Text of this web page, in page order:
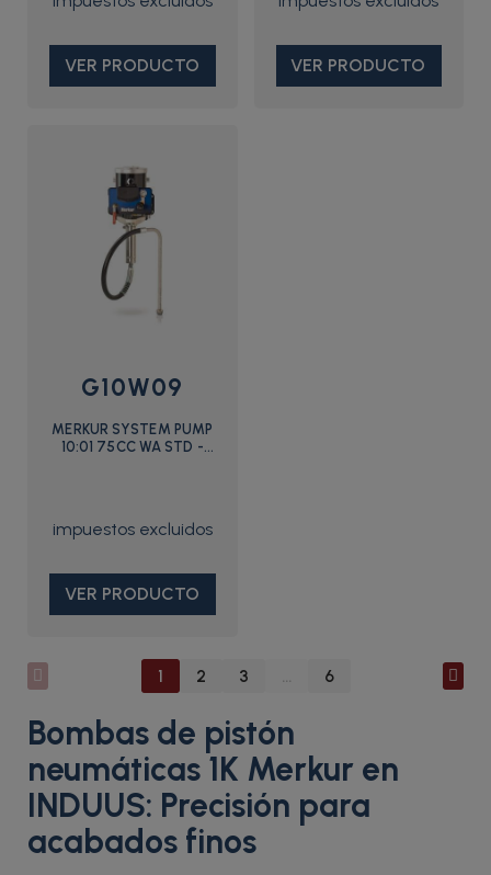
VER PRODUCTO VER PRODUCTO
G10W09
MERKUR SYSTEM PUMP
10:01 75CC WA STD -
VER PRODUCTO
1 2 3 … 6
Bombas de pistón
neumáticas 1K Merkur en
INDUUS: Precisión para
acabados finos